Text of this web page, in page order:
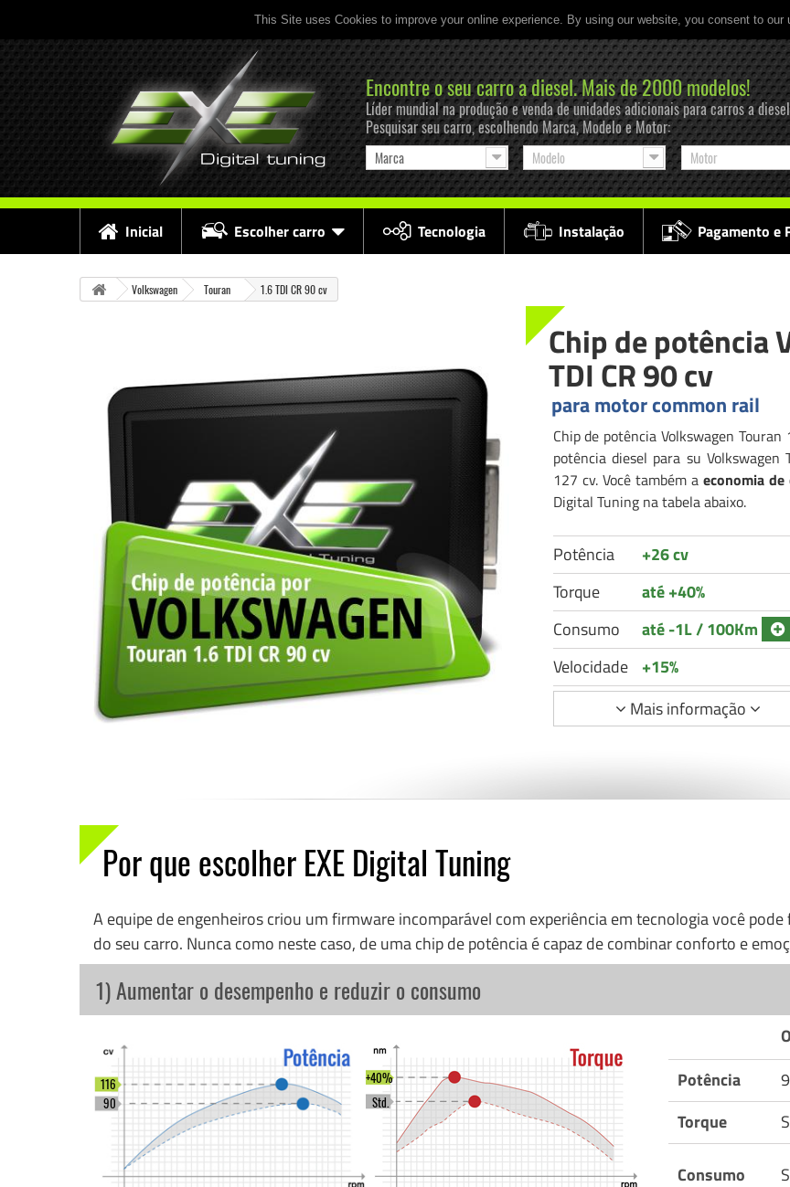
This Site uses Cookies to improve your online experience. By using our website, you consent to our
Encontre o seu carro a diesel. Mais de 2000 modelos!
Líder mundial na produção e venda de unidades adicionais para carros a
Pesquisar seu carro, escolhendo Marca, Modelo e Motor:
Marca Modelo Motor
Inicial Escolher carro Tecnologia Instalação Pagamento e
Volkswagen Touran 1.6 TDI CR 90 cv
Chip de potência
TDI CR 90 cv
para motor common rail
Chip de potência Volkswagen
potência diesel para su
127 cv. Você também a economia
Digital Tuning na tabela abaixo.
Potência
+26 cv
Torque
até +40%
Consumo
até -1L / 100Km
Velocidade
+15%
Mais informação
Por que escolher EXE Digital Tuning
A equipe de engenheiros criou um firmware incomparável com experiência em tecnologia você
do seu carro. Nunca como neste caso, de uma chip de potência é capaz de combinar conforto e
1) Aumentar o desempenho e reduzir o consumo
Potência
Torque
Consumo
90
116
Std.
+40%